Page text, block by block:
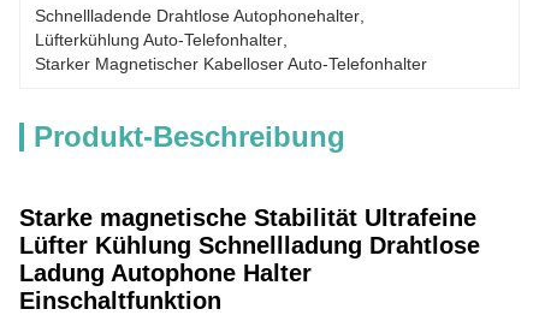
Schnellladende Drahtlose Autophonehalter
Lüfterkühlung Auto-Telefonhalter
Starker Magnetischer Kabelloser Auto-Telefonhalter
Produkt-Beschreibung
Starke magnetische Stabilität Ultrafeine
Lüfter Kühlung Schnellladung Drahtlose
Ladung Autophone Halter
Einschaltfunktion